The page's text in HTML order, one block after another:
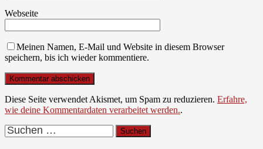
Webseite
Meinen Namen, E-Mail und Website in diesem Browser
speichern, bis ich wieder kommentiere.
Diese Seite verwendet Akismet, um Spam zu reduzieren. Erfahre,
wie deine Kommentardaten verarbeitet werden..
Suchen
nach: